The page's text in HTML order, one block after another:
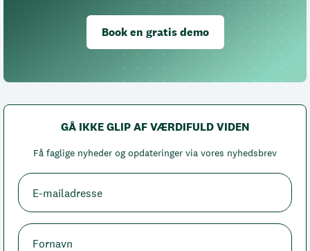
Book en gratis demo
GÅ IKKE GLIP AF VÆRDIFULD VIDEN
Få faglige nyheder og opdateringer via vores nyhedsbrev